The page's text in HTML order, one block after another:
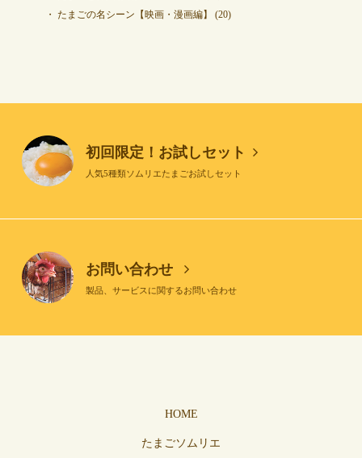
たまごの名シーン【映画・漫画編】
(20)
初回限定！お試しセット
人気5種類ソムリエたまごお試しセット
お問い合わせ
製品、サービスに関するお問い合わせ
HOME
たまごソムリエ